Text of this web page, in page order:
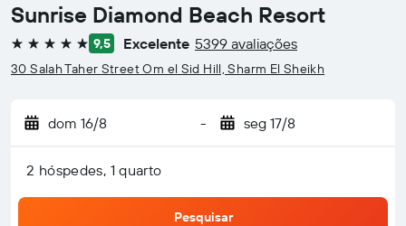
Sunrise Diamond Beach Resort
5 estrelas 9,5 Excelente 5399 avaliações
30 Salah Taher Street Om el Sid Hill, Sharm El Sheikh
dom 16/8 - seg 17/8
2 hóspedes, 1 quarto
Pesquisar